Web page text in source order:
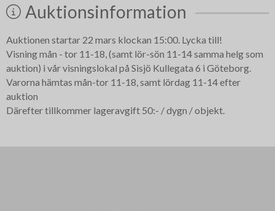
Auktionsinformation
Auktionen startar 22 mars klockan 15:00. Lycka till!
Visning mån - tor 11-18, (samt lör-sön 11-14 samma helg som
auktion) i vår visningslokal på Sisjö Kullegata 6 i Göteborg.
Varorna hämtas mån-tor 11-18, samt lördag 11-14 efter
auktion
Därefter tillkommer lageravgift 50:- / dygn / objekt.